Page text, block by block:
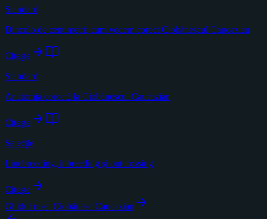
Standard
Dincolo de centimetri: cum vedem corect Ciobănescul Caucazian
Citește
Standard
Anatomia corectă la Ciobănescul Caucazian
Citește
Selecție
Linebreeding, inbreeding și outcrossing
Citește
Ghidul rasei Ciobănesc Caucazian